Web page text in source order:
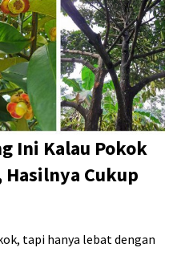
Ini Kalau Pokok
Hasilnya Cukup
tapi hanya lebat dengan